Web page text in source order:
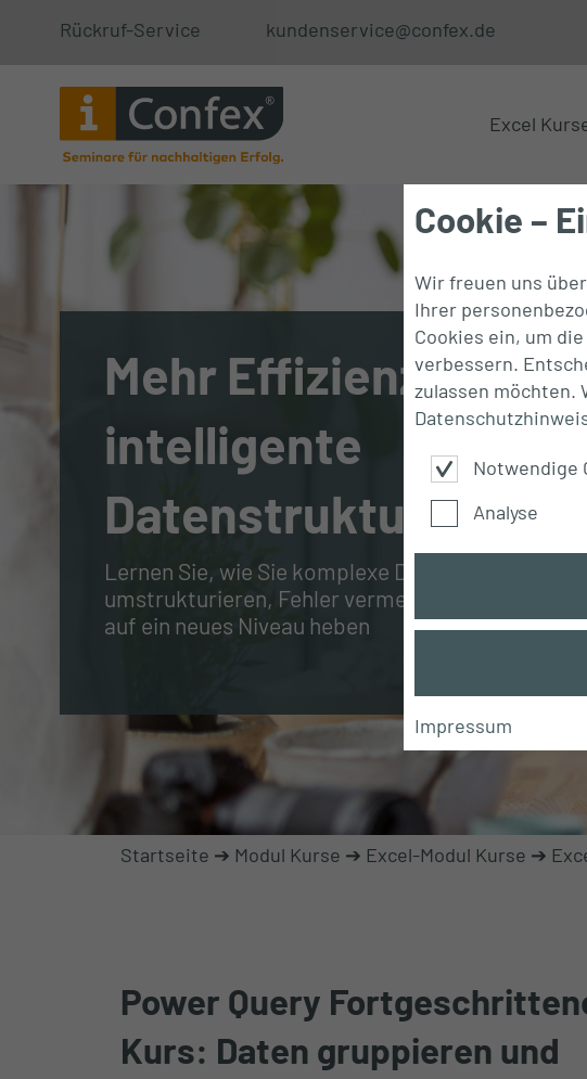
Rückruf-Service kundenservice@confex.de
Excel
Mehr Effizienz durch
intelligente
Datenstrukturen
Lernen Sie, wie Sie komplexe Daten zuverlässig
umstrukturieren, Fehler vermeiden und Ihre
auf ein neues Niveau heben
Startseite ➔ Modul Kurse ➔ Excel-Modul Kurse ➔
Power Query
Kurs: Daten gruppieren und
Cookie –
Wir freuen uns
Ihrer
Cookies ein, um
verbessern.
zulassen möchten.
Notwendige
Analyse
Impressum